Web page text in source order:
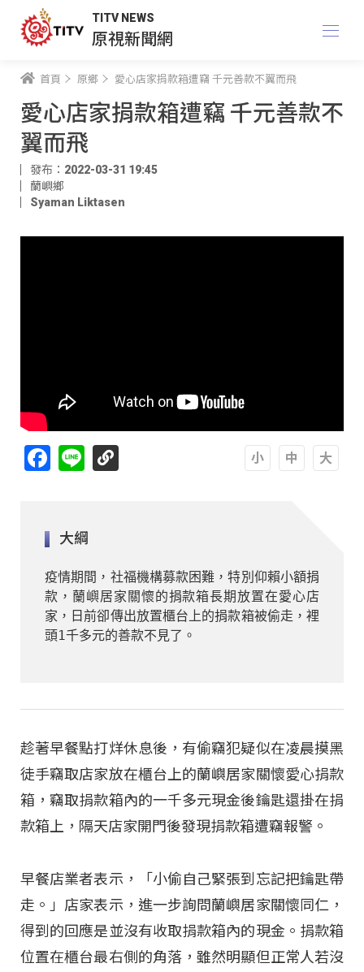
TITV NEWS
原視新聞網
首頁 原鄉 愛心店家捐款箱遭竊 千元善款不翼而飛
愛心店家捐款箱遭竊 千元善款不
翼而飛
發布：2022-03-31 19:45
蘭嶼鄉
Syaman Liktasen
Facebook
Line
大綱
疫情期間，社福機構募款困難，特別仰賴小額捐
款，蘭嶼居家關懷的捐款箱長期放置在愛心店
家，日前卻傳出放置櫃台上的捐款箱被偷走，裡
頭1千多元的善款不見了。
趁著早餐點打烊休息後，有偷竊犯疑似在凌晨摸黑
徒手竊取店家放在櫃台上的蘭嶼居家關懷愛心捐款
箱，竊取捐款箱內的一千多元現金後鑰匙還掛在捐
款箱上，隔天店家開門後發現捐款箱遭竊報警。
早餐店業者表示，「小偷自己緊張到忘記把鑰匙帶
走。」店家表示，進一步詢問蘭嶼居家關懷同仁，
得到的回應是並沒有收取捐款箱內的現金。捐款箱
位置在櫃台最右側的角落，雖然明顯但正常人若沒